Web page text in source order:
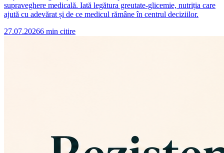
supraveghere medicală. Iată legătura greutate-glicemie, nutriția care
ajută cu adevărat și de ce medicul rămâne în centrul deciziilor.
27.07.20266 min citire